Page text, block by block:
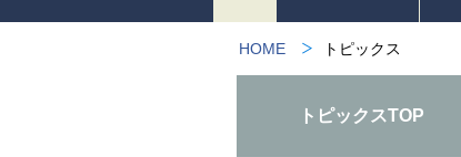
HOME トピックス
トピックスTOP